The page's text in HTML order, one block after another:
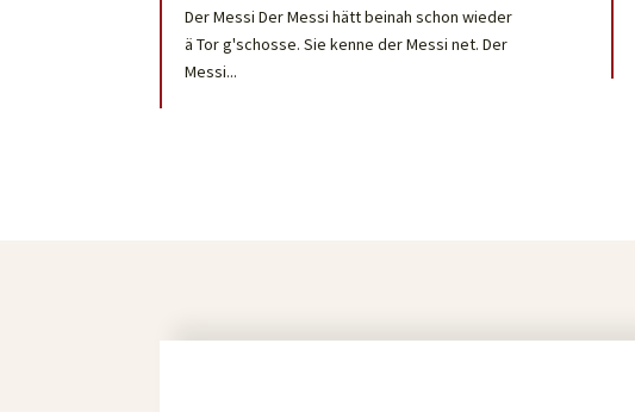
Der Messi Der Messi hätt beinah schon wieder
ä Tor g'schosse. Sie kenne der Messi net. Der
Messi...